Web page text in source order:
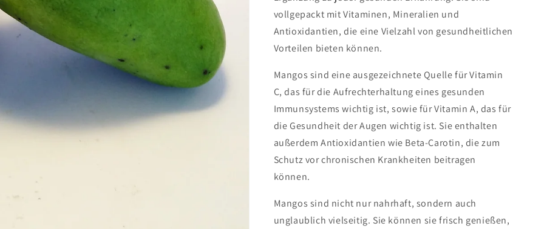
vollgepackt mit Vitaminen, Mineralien und
Antioxidantien, die eine Vielzahl von gesundheitlichen
Vorteilen bieten können.
Mangos sind eine ausgezeichnete Quelle für Vitamin
C, das für die Aufrechterhaltung eines gesunden
Immunsystems wichtig ist, sowie für Vitamin A, das für
die Gesundheit der Augen wichtig ist. Sie enthalten
außerdem Antioxidantien wie Beta-Carotin, die zum
Schutz vor chronischen Krankheiten beitragen
können.
Mangos sind nicht nur nahrhaft, sondern auch
unglaublich vielseitig. Sie können sie frisch genießen,